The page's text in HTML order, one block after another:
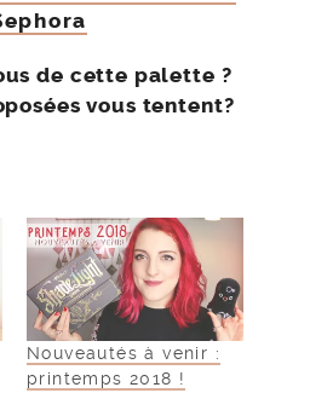
de cette palette ?
vous tentent?
Nouveautés à venir :
printemps 2018 !